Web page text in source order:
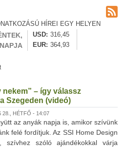
HÍREI EGY HELYEN
USD
316,45
EUR
364,93
– így válassz
Szegeden (videó)
28., HÉTFŐ - 14:07
az anyák napja is, amikor szívünk
felé fordítjuk. Az SSI Home Design
szívhez szóló ajándékokkal várja